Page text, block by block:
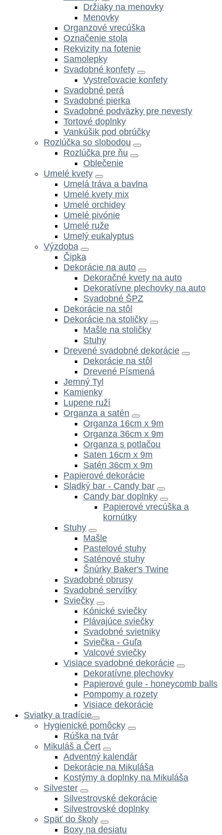
Držiaky na menovky
Menovky
Organzové vrecúška
Označenie stola
Rekvizity na fotenie
Samolepky
Svadobné konfety
Vystreľovacie konfety
Svadobné perá
Svadobné pierka
Svadobné podväzky pre nevesty
Tortové doplnky
Vankúšik pod obrúčky
Rozlúčka so slobodou
Rozlúčka pre ňu
Oblečenie
Umelé kvety
Umelá tráva a bavlna
Umelé kvety mix
Umelé orchidey
Umelé pivónie
Umelé ruže
Umelý eukalyptus
Výzdoba
Čipka
Dekorácie na auto
Dekoračné kvety na auto
Dekoratívne plechovky na auto
Svadobné ŠPZ
Dekorácie na stôl
Dekorácie na stoličky
Mašle na stoličky
Stuhy
Drevené svadobné dekorácie
Dekorácie na stôl
Drevené Písmená
Jemný Tyl
Kamienky
Lupene ruží
Organza a satén
Organza 16cm x 9m
Organza 36cm x 9m
Organza s potlačou
Saten 16cm x 9m
Satén 36cm x 9m
Papierové dekorácie
Sladký bar - Candy bar
Candy bar doplnky
Papierové vrecúška a
kornútky
Stuhy
Mašle
Pastelové stuhy
Saténové stuhy
Šnúrky Baker's Twine
Svadobné obrusy
Svadobné servítky
Sviečky
Kónické sviečky
Plávajúce sviečky
Svadobné svietniky
Sviečka - Guľa
Valcové sviečky
Visiace svadobné dekorácie
Dekoratívne plechovky
Papierové gule - honeycomb balls
Pompomy a rozety
Visiace dekorácie
Sviatky a tradície
Hygienické pomôcky
Rúška na tvár
Mikuláš a Čert
Adventný kalendár
Dekorácie na Mikuláša
Kostýmy a doplnky na Mikuláša
Silvester
Silvestrovské dekorácie
Silvestrovské doplnky
Späť do školy
Boxy na desiatu